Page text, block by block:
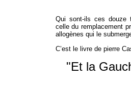
Qui sont-ils ces douze
celle du remplacement
allogènes qui le
C’est le livre de pierre
"Et la